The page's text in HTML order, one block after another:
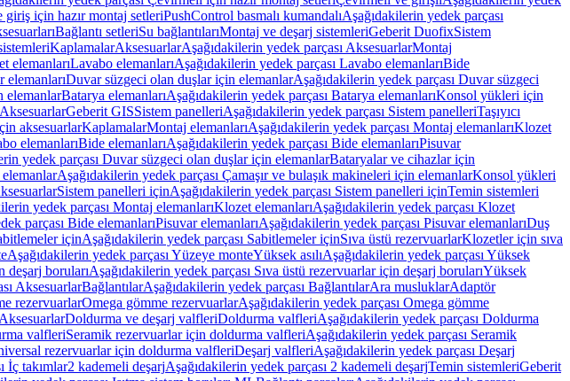
giriş için hazır montaj setleriPushControl basmalı kumandalıAşağıdakilerin yedek parçası
Bağlantı setleriSu bağlantılarıMontaj ve deşarj sistemleriGeberit DuofixSistem
KaplamalarAksesuarlarAşağıdakilerin yedek parçası AksesuarlarMontaj
elemanlarıLavabo elemanlarıAşağıdakilerin yedek parçası Lavabo elemanlarıBide
elemanlarıDuvar süzgeci olan duşlar için elemanlarAşağıdakilerin yedek parçası Duvar süzgeci
elemanlarBatarya elemanlarıAşağıdakilerin yedek parçası Batarya elemanlarıKonsol yükleri için
Geberit GISSistem panelleriAşağıdakilerin yedek parçası Sistem panelleriTaşıyıcı
aksesuarlarKaplamalarMontaj elemanlarıAşağıdakilerin yedek parçası Montaj elemanlarıKlozet
elemanlarıBide elemanlarıAşağıdakilerin yedek parçası Bide elemanlarıPisuvar
yedek parçası Duvar süzgeci olan duşlar için elemanlarBataryalar ve cihazlar için
Aşağıdakilerin yedek parçası Çamaşır ve bulaşık makineleri için elemanlarKonsol yükleri
Sistem panelleri içinAşağıdakilerin yedek parçası Sistem panelleri içinTemin sistemleri
yedek parçası Montaj elemanlarıKlozet elemanlarıAşağıdakilerin yedek parçası Klozet
parçası Bide elemanlarıPisuvar elemanlarıAşağıdakilerin yedek parçası Pisuvar elemanlarıDuş
içinAşağıdakilerin yedek parçası Sabitlemeler içinSıva üstü rezervuarlarKlozetler için sıva
Aşağıdakilerin yedek parçası Yüzeye monteYüksek asılıAşağıdakilerin yedek parçası Yüksek
deşarj borularıAşağıdakilerin yedek parçası Sıva üstü rezervuarlar için deşarj borularıYüksek
AksesuarlarBağlantılarAşağıdakilerin yedek parçası BağlantılarAra musluklarAdaptör
rezervuarlarOmega gömme rezervuarlarAşağıdakilerin yedek parçası Omega gömme
AksesuarlarDoldurma ve deşarj valfleriDoldurma valfleriAşağıdakilerin yedek parçası Doldurma
valfleriSeramik rezervuarlar için doldurma valfleriAşağıdakilerin yedek parçası Seramik
rezervuarlar için doldurma valfleriDeşarj valfleriAşağıdakilerin yedek parçası Deşarj
İç takımlar2 kademeli deşarjAşağıdakilerin yedek parçası 2 kademeli deşarjTemin sistemleriGeberit